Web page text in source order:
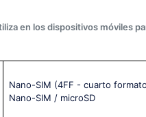
en los dispositivos móviles
Nano-SIM (4FF - cuarto
Nano-SIM / microSD